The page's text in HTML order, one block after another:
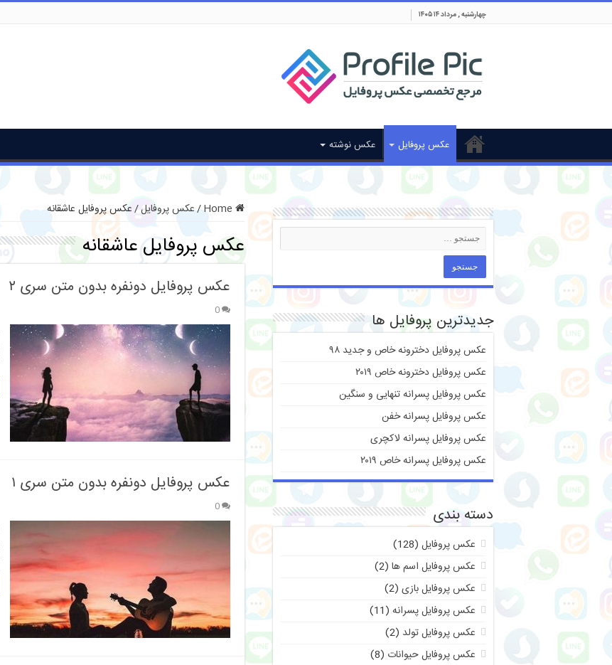
چهارشنبه , مرداد ۱۴ ۱۴۰۵
عکس پروفایل عکس نوشته
/عکس پروفایل/عکس پروفایل عاشقانه
عکس پروفایل عاشقانه
عکس پروفایل دونفره بدون متن سری ۲
0
عکس پروفایل دونفره بدون متن سری ۱
0
جدیدترین پروفایل ها
عکس پروفایل دخترونه خاص و جدید ۹۸
عکس پروفایل دخترونه خاص ۲۰۱۹
عکس پروفایل پسرانه تنهایی و سنگین
عکس پروفایل پسرانه خفن
عکس پروفایل پسرانه لاکچری
عکس پروفایل پسرانه خاص ۲۰۱۹
دسته بندی
عکس پروفایل (128)
عکس پروفایل اسم ها (2)
عکس پروفایل بازی (2)
عکس پروفایل پسرانه (11)
عکس پروفایل تولد (2)
عکس پروفایل حیوانات (8)